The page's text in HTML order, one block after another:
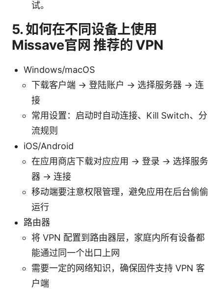
试。
5. 如何在不同设备上使用
Missave官网 推荐的 VPN
Windows/macOS
下载客户端 -> 登陆账户 -> 选择服务器 -> 连
接
常用设置：启动时自动连接、Kill Switch、分
流规则
iOS/Android
在应用商店下载对应应用 -> 登录 -> 选择服务
器 -> 连接
移动端要注意权限管理，避免应用在后台偷偷
运行
路由器
将 VPN 配置到路由器层，家庭内所有设备都
能通过同一个出口上网
需要一定的网络知识，确保固件支持 VPN 客
户端